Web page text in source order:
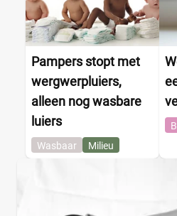
Pampers stopt met
wergwerpluiers,
alleen nog wasbare
luiers
Wasbaar Milieu